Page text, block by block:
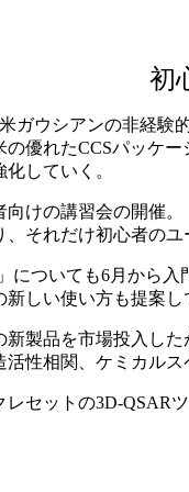
初
ガウシアンの非経験
優れたCCSパッケ
していく。
けの講習会の開催。
それだけ初心者の
ついても6月から
しい使い方も提案し
製品を市場投入し
性相関、ケミカル
セットの3D-QSAR